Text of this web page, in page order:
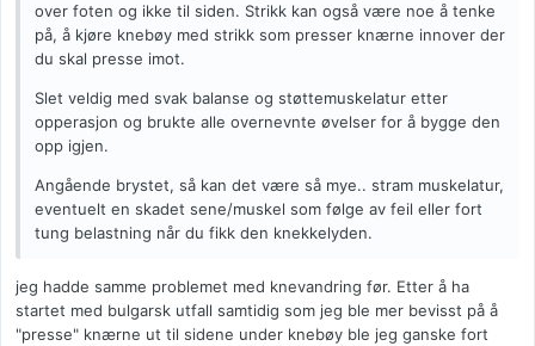
over foten og ikke til siden. Strikk kan også være noe å tenke
på, å kjøre knebøy med strikk som presser knærne innover der
du skal presse imot.
Slet veldig med svak balanse og støttemuskelatur etter
opperasjon og brukte alle overnevnte øvelser for å bygge den
opp igjen.
Angående brystet, så kan det være så mye.. stram muskelatur,
eventuelt en skadet sene/muskel som følge av feil eller fort
tung belastning når du fikk den knekkelyden.
jeg hadde samme problemet med knevandring før. Etter å ha
startet med bulgarsk utfall samtidig som jeg ble mer bevisst på å
"presse" knærne ut til sidene under knebøy ble jeg ganske fort